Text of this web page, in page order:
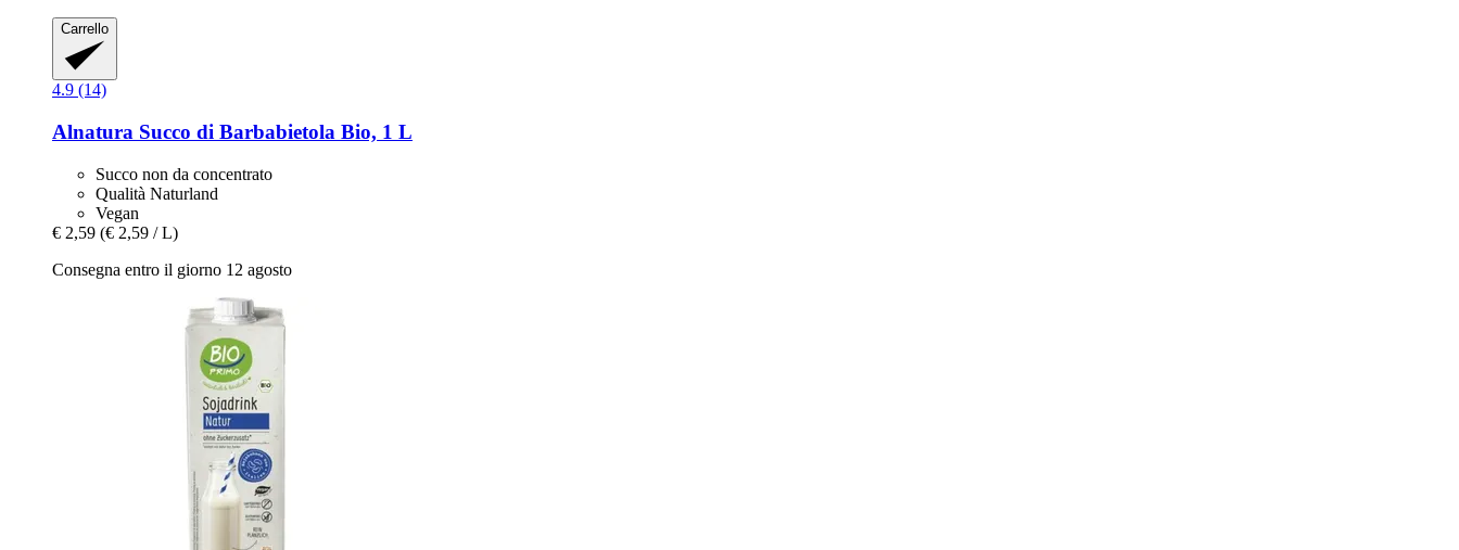
Carrello
4.9 (14)
Alnatura Succo di Barbabietola Bio, 1 L
Succo non da concentrato
Qualità Naturland
Vegan
€ 2,59 (€ 2,59 / L)
Consegna entro il giorno 12 agosto